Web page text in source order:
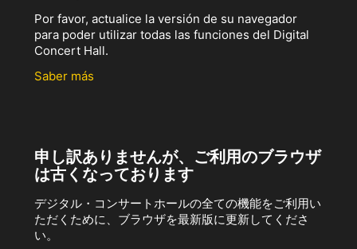
Por favor, actualice la versión de su navegador
para poder utilizar todas las funciones del Digital
Concert Hall.
Saber más
申し訳ありませんが、ご利用のブラウザ
は古くなっております
デジタル・コンサートホールの全ての機能をご利用い
ただくために、ブラウザを最新版に更新してくださ
い。